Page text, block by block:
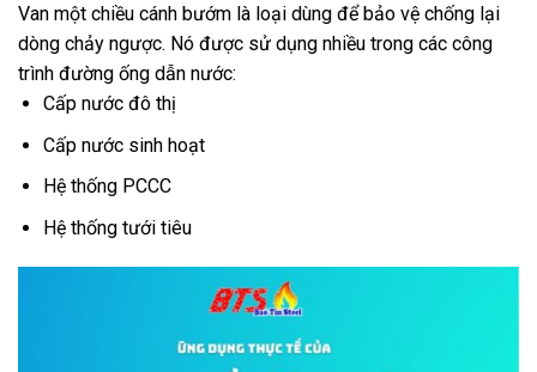
Van một chiều cánh bướm là loại dùng để bảo vệ chống lại
dòng chảy ngược. Nó được sử dụng nhiều trong các công
trình đường ống dẫn nước:
Cấp nước đô thị
Cấp nước sinh hoạt
Hệ thống PCCC
Hệ thống tưới tiêu